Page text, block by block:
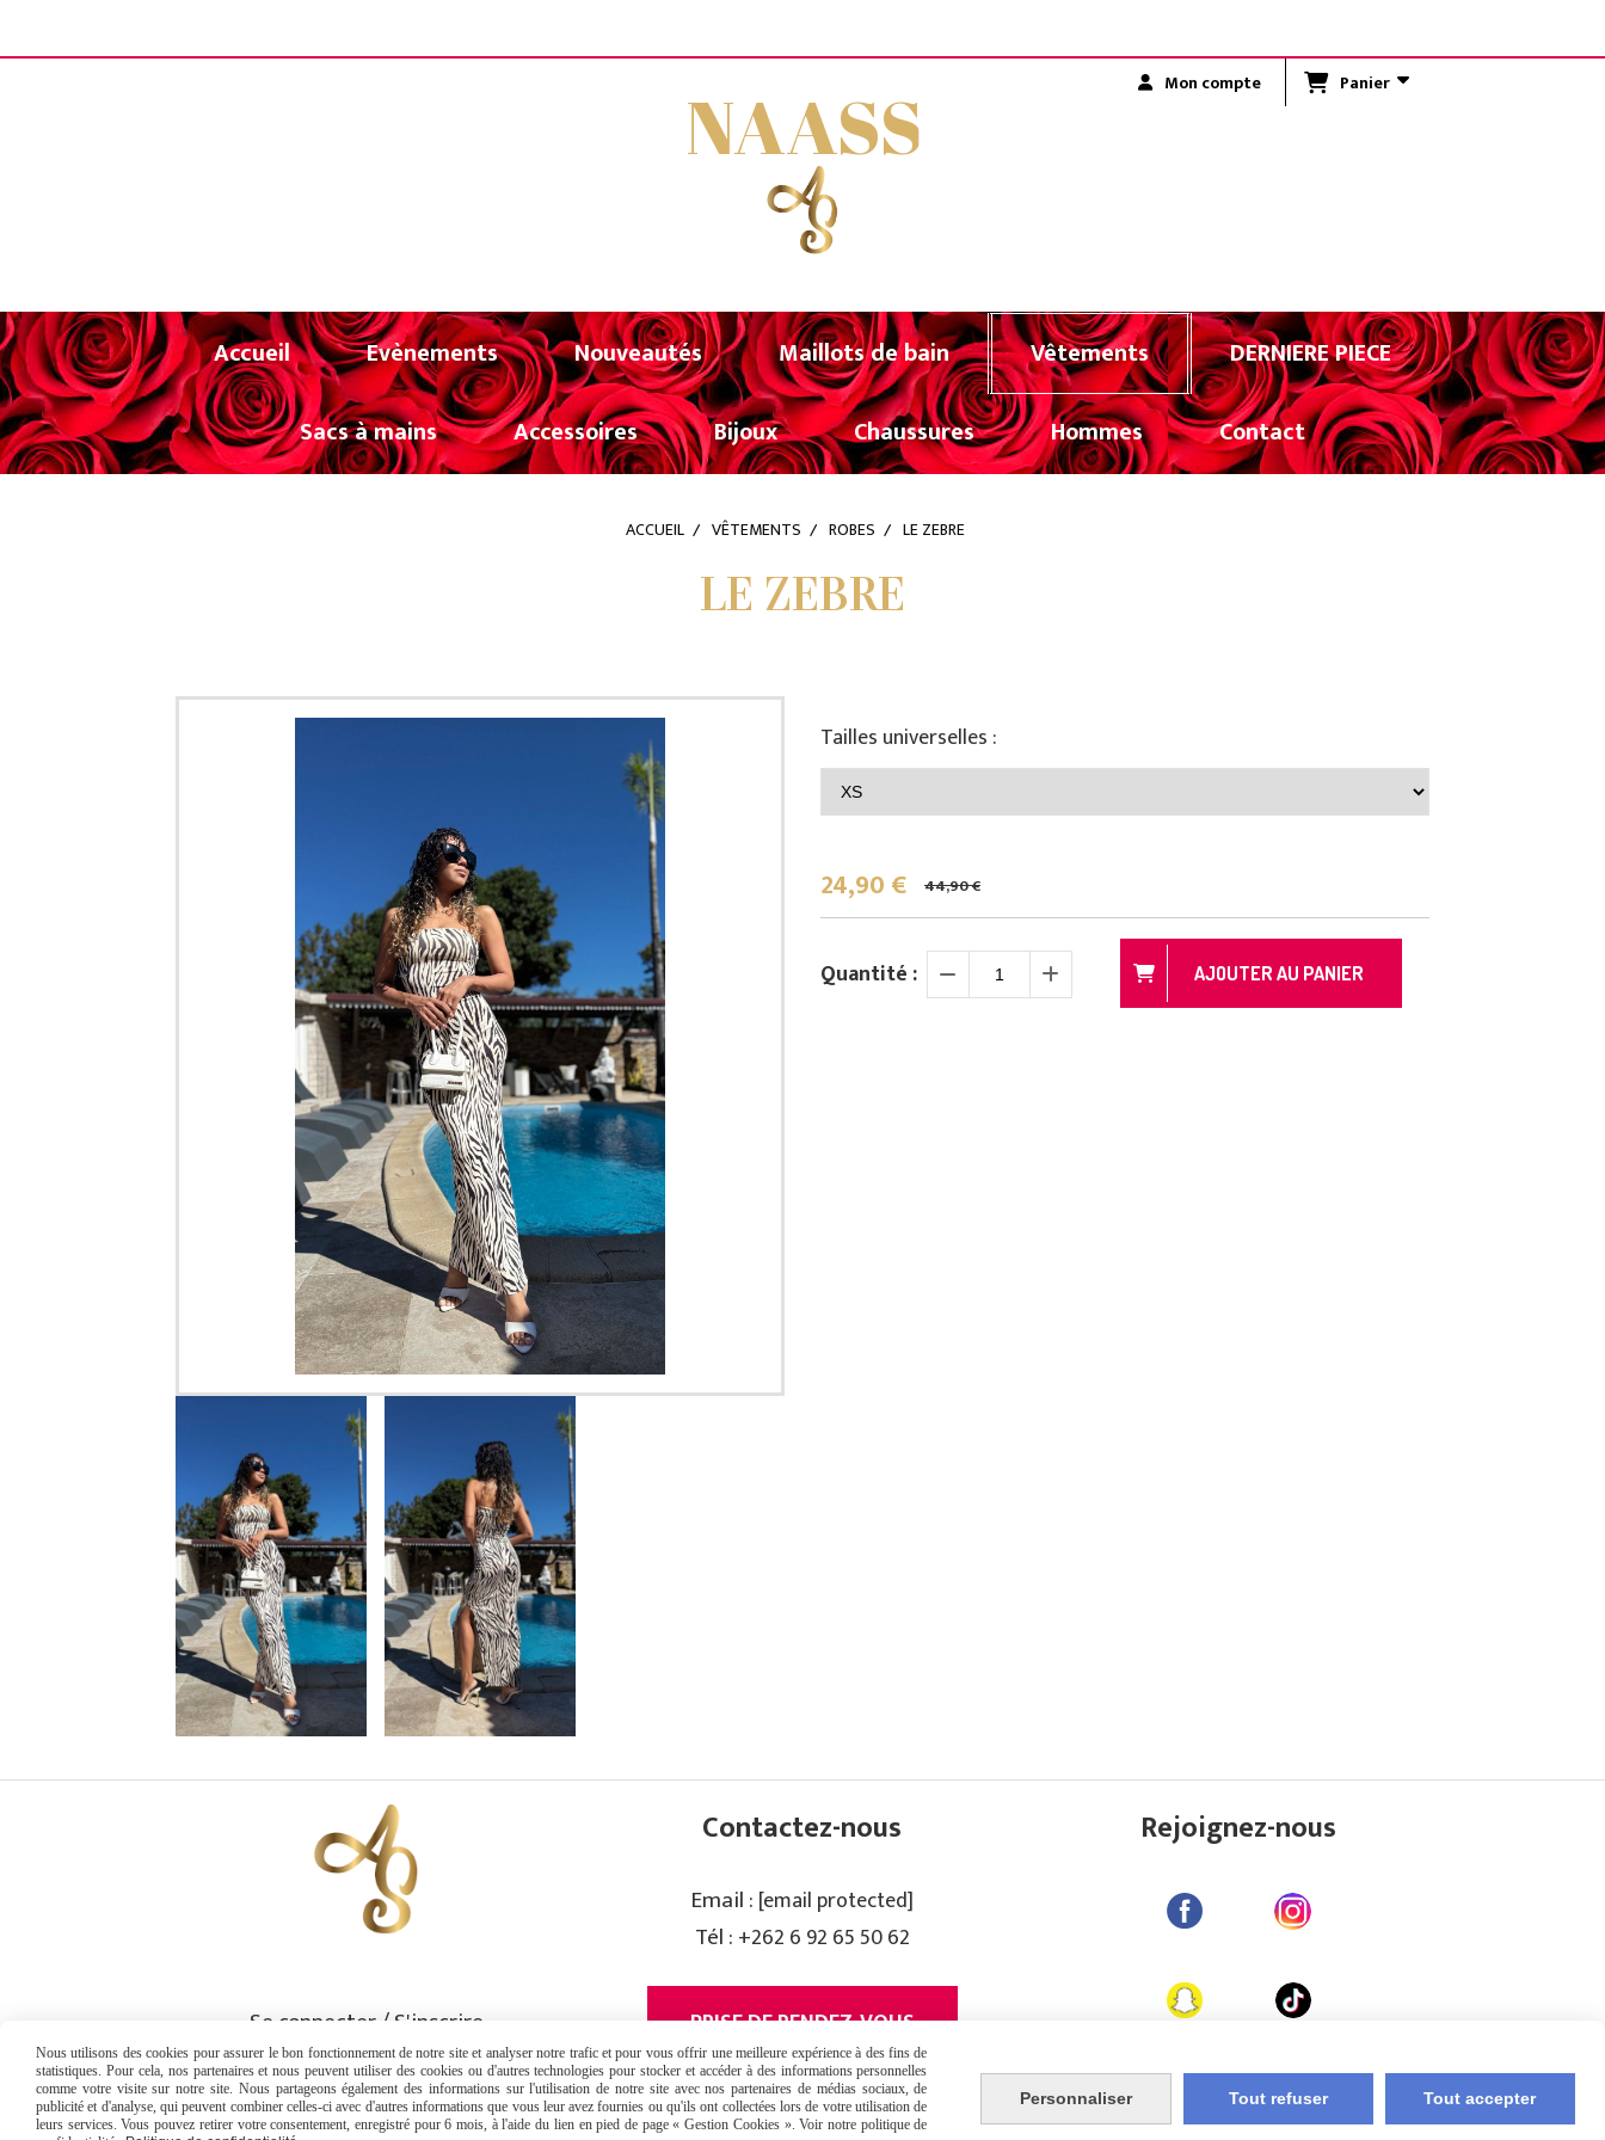
NAASS Mon compte Panier
Accueil Evènements Nouveautés Maillots de bain Vêtements
DERNIERE PIECE
Sacs à mains
Accessoires Bijoux Chaussures Hommes Contact
ACCUEIL VÊTEMENTS ROBES LE ZEBRE
LE ZEBRE
Tailles universelles :
24,90€ 44,90 €
Quantité : AJOUTER AU PANIER
Se connecter / S'inscrire
Contactez-nous
Email : [email protected]
Tél : +262 6 92 65 50 62
PRISE DE RENDEZ-VOUS
Rejoignez-nous
Nous utilisons des cookies pour assurer le bon fonctionnement de notre site et analyser notre trafic et pour vous offrir une meilleure expérience à des fins de
statistiques. Pour cela, nos partenaires et nous peuvent utiliser des cookies ou d'autres technologies pour stocker et accéder à des informations personnelles
comme votre visite sur notre site. Nous partageons également des informations sur l'utilisation de notre site avec nos partenaires de médias sociaux, de
publicité et d'analyse, qui peuvent combiner celles-ci avec d'autres informations que vous leur avez fournies ou qu'ils ont collectées lors de votre utilisation de
leurs services. Vous pouvez retirer votre consentement, enregistré pour 6 mois, à l'aide du lien en pied de page « Gestion Cookies ». Voir notre politique de
Personnaliser Tout refuser Tout accepter